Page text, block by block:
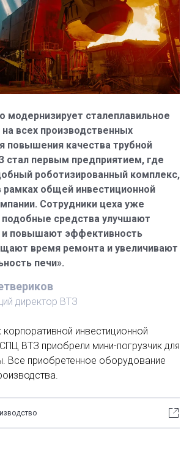
модернизирует сталеплавильное
всех производственных
повышения качества трубной
стал первым предприятием, где
роботизированный комплекс,
рамках общей инвестиционной
Сотрудники цеха уже
подобные средства улучшают
и повышают эффективность
время ремонта и увеличивают
печи».
директор ВТЗ
инвестиционной
ВТЗ приобрели мини-погрузчик для
Все приобретенное оборудование